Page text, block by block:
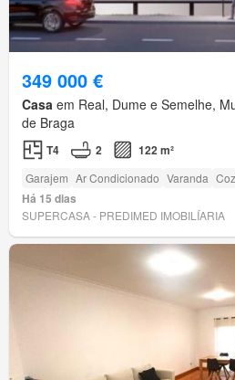
349 000 €
Casa em Real, Dume e Semelhe,
de Braga
T4 2 122 m²
Garajem Ar Condicionado Varanda
Há 15 dias
SUPERCASA - PREDIMED IMOBILÍARIA